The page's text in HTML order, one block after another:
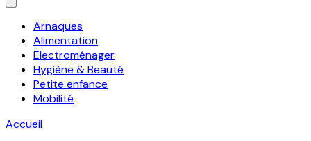
Arnaques
Alimentation
Electroménager
Hygiène & Beauté
Petite enfance
Mobilité
Accueil